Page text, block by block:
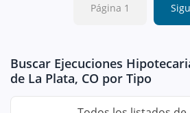
Página 1
Buscar Ejecuciones
de La Plata, CO por Tipo